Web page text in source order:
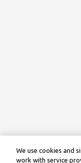
We use cookies and
work with service